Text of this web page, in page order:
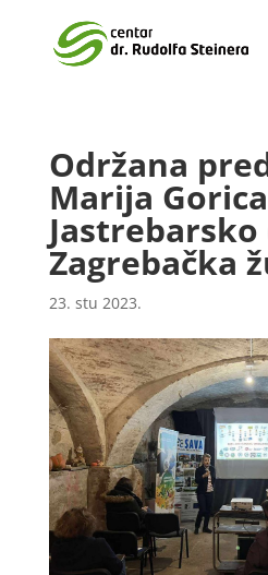
Održana
Marija
Jastrebarsko
Zagrebačka
23. stu 2023.